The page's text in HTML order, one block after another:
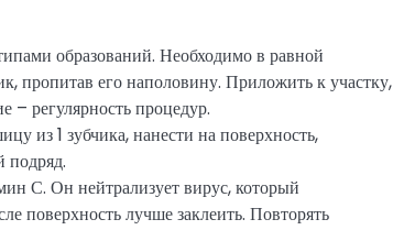
образований. Необходимо в равной
пропитав его наполовину. Приложить к участку,
– регулярность процедур.
из 1 зубчика, нанести на поверхность,
подряд.
С. Он нейтрализует вирус, который
поверхность лучше заклеить. Повторять